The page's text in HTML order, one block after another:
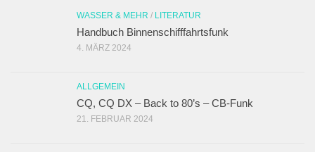
WASSER & MEHR / LITERATUR
Handbuch Binnenschifffahrtsfunk
4. MÄRZ 2024
ALLGEMEIN
CQ, CQ DX – Back to 80’s – CB-Funk
21. FEBRUAR 2024